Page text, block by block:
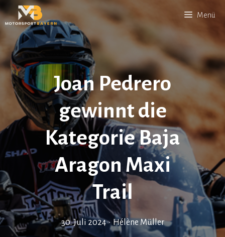
Inhalt
springen
Menü
Joan Pedrero
gewinnt die
Kategorie Baja
Aragon Maxi
Trail
30. Juli 2024 • Hélène Müller